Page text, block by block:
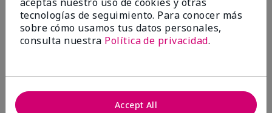
tecnologías de seguimiento. Para conocer más
sobre cómo usamos tus datos personales,
consulta nuestra Política de privacidad.
Accept All